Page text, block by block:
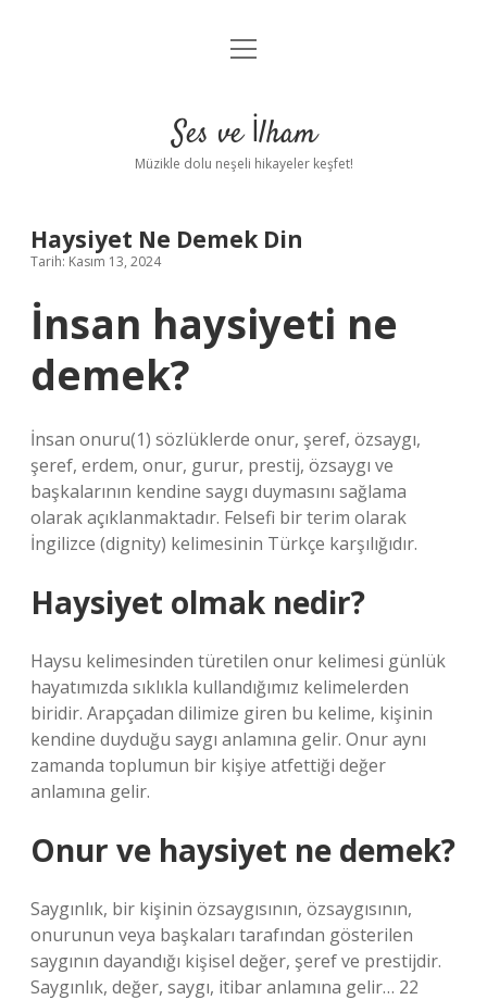
Anasayfa
Yasal Uyarı
menüyü
Ses ve İlham
Müzikle dolu neşeli hikayeler keşfet!
Haysiyet Ne Demek Din
Tarih: Kasım 13, 2024
İnsan haysiyeti ne
demek?
İnsan onuru(1) sözlüklerde onur, şeref, özsaygı,
şeref, erdem, onur, gurur, prestij, özsaygı ve
başkalarının kendine saygı duymasını sağlama
olarak açıklanmaktadır. Felsefi bir terim olarak
İngilizce (dignity) kelimesinin Türkçe karşılığıdır.
Haysiyet olmak nedir?
Haysu kelimesinden türetilen onur kelimesi günlük
hayatımızda sıklıkla kullandığımız kelimelerden
biridir. Arapçadan dilimize giren bu kelime, kişinin
kendine duyduğu saygı anlamına gelir. Onur aynı
zamanda toplumun bir kişiye atfettiği değer
anlamına gelir.
Onur ve haysiyet ne demek?
Saygınlık, bir kişinin özsaygısının, özsaygısının,
onurunun veya başkaları tarafından gösterilen
saygının dayandığı kişisel değer, şeref ve prestijdir.
Saygınlık, değer, saygı, itibar anlamına gelir… 22